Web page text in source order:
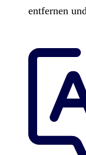
entfernen